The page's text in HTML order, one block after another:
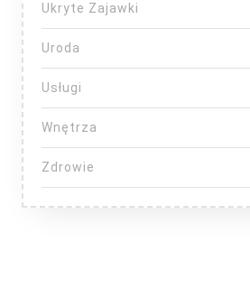
Ukryte Zajawki
Uroda
Usługi
Wnętrza
Zdrowie